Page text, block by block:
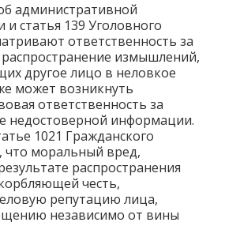
административной
и статья 139 Уголовного
ответственность за
распространение измышлений,
другое лицо в неловкое
может возникнуть
ответственность за
недостоверной информации.
1021 Гражданского
что моральный вред,
распространения
честь,
репутацию лица,
независимо от вины